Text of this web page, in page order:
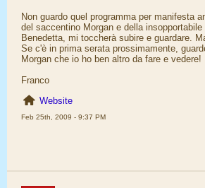
Non guardo quel programma per manifesta
del saccentino Morgan e della
Benedetta, mi toccherà subire e guardare.
Se c'è in prima serata prossimamente,
Morgan che io ho ben altro da fare e vedere!
Franco
Website
Feb 25th, 2009 - 9:37 PM